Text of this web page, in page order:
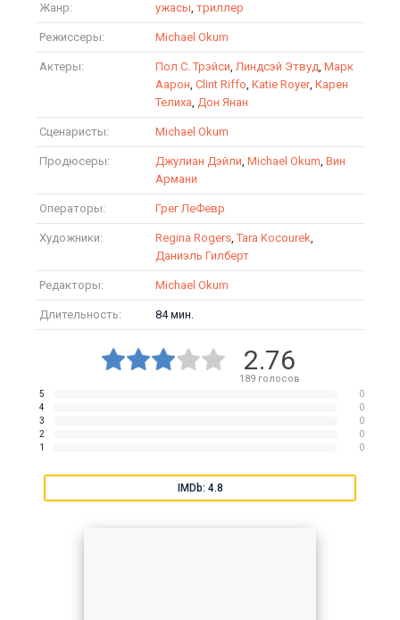
Жанр: ужасы, триллер
Режиссеры: Michael Okum
Актеры: Пол С. Трэйси, Линдсэй Этвуд, Марк
Аарон, Clint Riffo, Katie Royer, Карен
Телиха, Дон Янан
Сценаристы: Michael Okum
Продюсеры: Джулиан Дэйли, Michael Okum, Вин
Армани
Операторы: Грег ЛеФевр
Художники: Regina Rogers,Tara Kocourek,
Даниэль Гилберт
Редакторы: Michael Okum
Длительность: 84 мин.
2.76
189голосов
5
0
4
0
3
0
2
0
1
0
IMDb: 4.8